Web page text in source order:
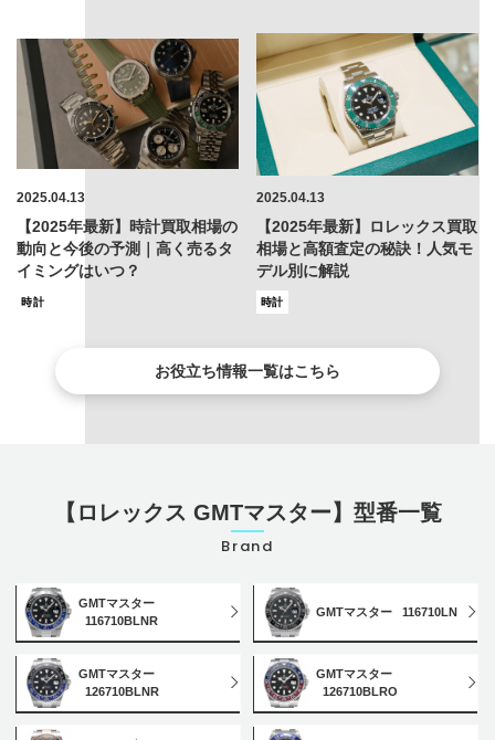
2025.04.13
【2025年最新】時計買取相場の
動向と今後の予測｜高く売るタ
イミングはいつ？
時計
2025.04.13
【2025年最新】ロレックス買取
相場と高額査定の秘訣！人気モ
デル別に解説
時計
お役立ち情報一覧はこちら
【ロレックス GMTマスター】型番一覧
Brand
GMTマスター
116710BLNR
GMTマスター 116710LN
GMTマスター
126710BLNR
GMTマスター
126710BLRO